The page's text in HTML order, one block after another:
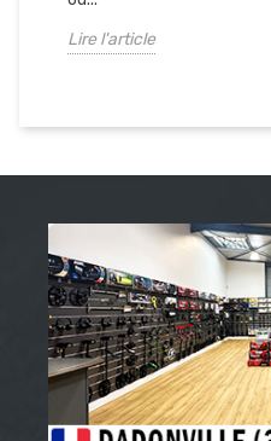
Lire l'article